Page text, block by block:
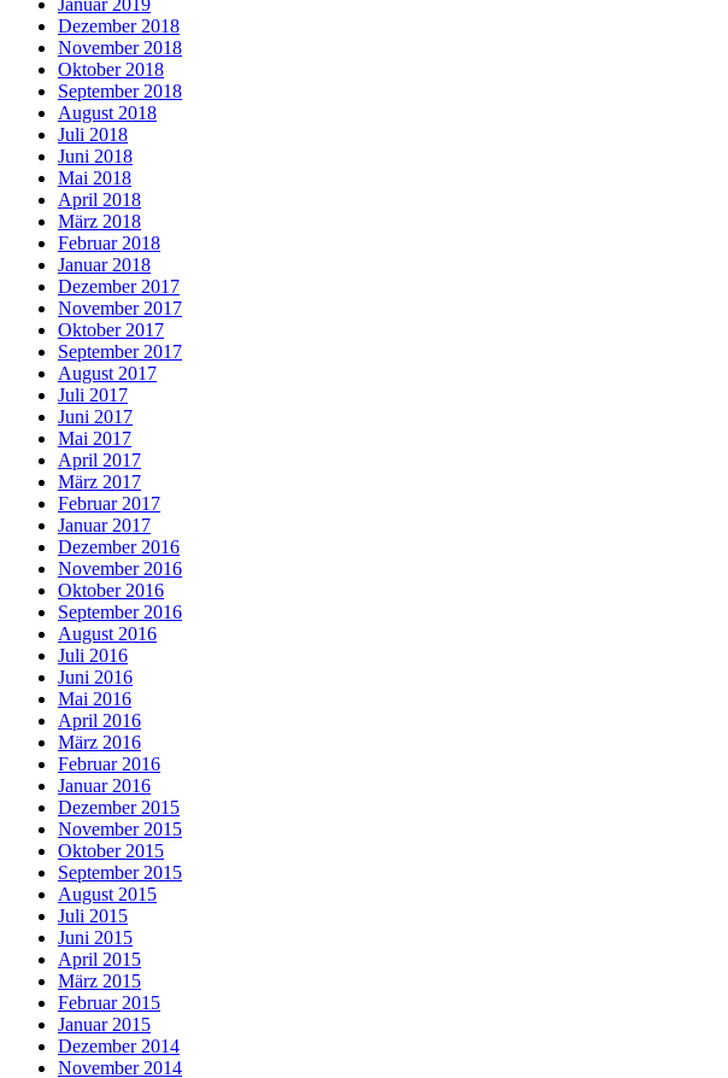
Dezember 2018
November 2018
Oktober 2018
September 2018
August 2018
Juli 2018
Juni 2018
Mai 2018
April 2018
März 2018
Februar 2018
Januar 2018
Dezember 2017
November 2017
Oktober 2017
September 2017
August 2017
Juli 2017
Juni 2017
Mai 2017
April 2017
März 2017
Februar 2017
Januar 2017
Dezember 2016
November 2016
Oktober 2016
September 2016
August 2016
Juli 2016
Juni 2016
Mai 2016
April 2016
März 2016
Februar 2016
Januar 2016
Dezember 2015
November 2015
Oktober 2015
September 2015
August 2015
Juli 2015
Juni 2015
April 2015
März 2015
Februar 2015
Januar 2015
Dezember 2014
November 2014